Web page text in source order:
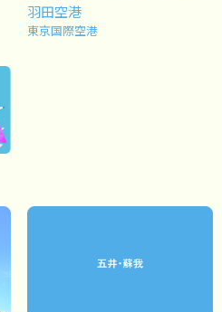
羽田空港
東京国際空港